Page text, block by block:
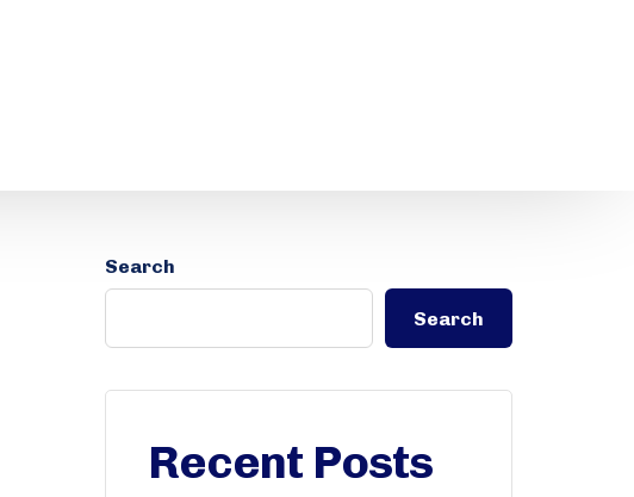
Search
Search
Recent Posts